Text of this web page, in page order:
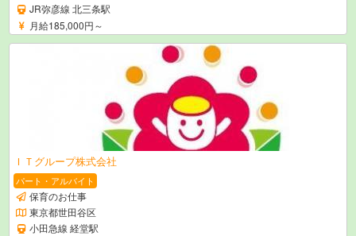
JR弥彦線 北三条駅
月給185,000円～
ＩＴグループ株式会社
パート・アルバイト
保育のお仕事
東京都世田谷区
小田急線 経堂駅